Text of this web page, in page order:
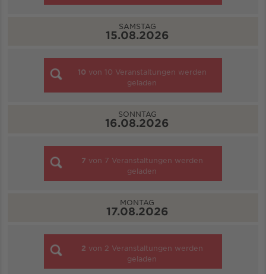
SAMSTAG
15.08.2026
10 von 10 Veranstaltungen werden
geladen
SONNTAG
16.08.2026
7 von 7 Veranstaltungen werden
geladen
MONTAG
17.08.2026
2 von 2 Veranstaltungen werden
geladen